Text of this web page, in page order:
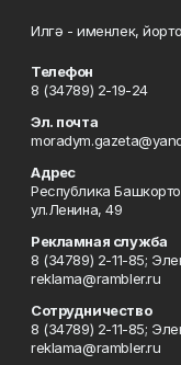
Илгә - именлек,
Телефон
8 (34789) 2-19-24
Эл. почта
Адрес
Республика
ул.Ленина, 49
Рекламная служба
8 (34789) 2-11-85;
reklama@rambler.ru
Сотрудничество
8 (34789) 2-11-85;
reklama@rambler.ru